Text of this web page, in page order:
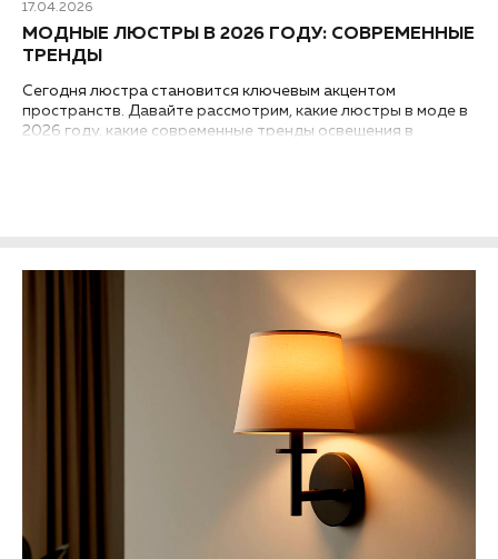
17.04.2026
МОДНЫЕ ЛЮСТРЫ В 2026 ГОДУ: СОВРЕМЕННЫЕ
ТРЕНДЫ
Сегодня люстра становится ключевым акцентом
пространств. Давайте рассмотрим, какие люстры в моде в
2026 году, какие современные тренды освещения в